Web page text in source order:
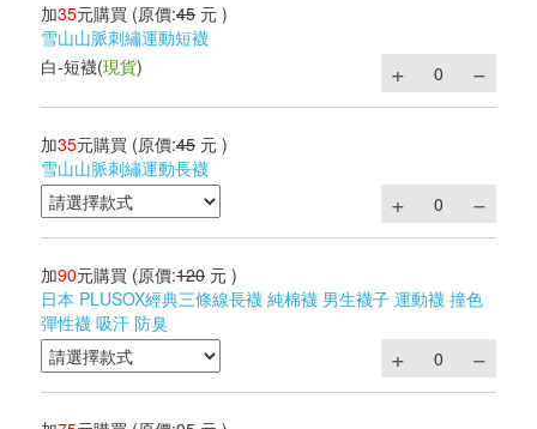
加35元購買 (原價:45 元 )
雪山山脈刺繡運動短襪
白-短襪(現貨)
加35元購買 (原價:45 元 )
雪山山脈刺繡運動長襪
加90元購買 (原價:120 元 )
日本 PLUSOX經典三條線長襪 純棉襪 男生襪子 運動襪 撞色
彈性襪 吸汗 防臭